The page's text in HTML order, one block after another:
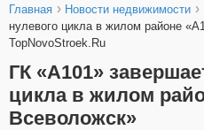
Главная › Новости недвижимости ›
нулевого цикла в жилом районе
TopNovoStroek.Ru
ГК «А101»
цикла в жилом
Всеволожск»